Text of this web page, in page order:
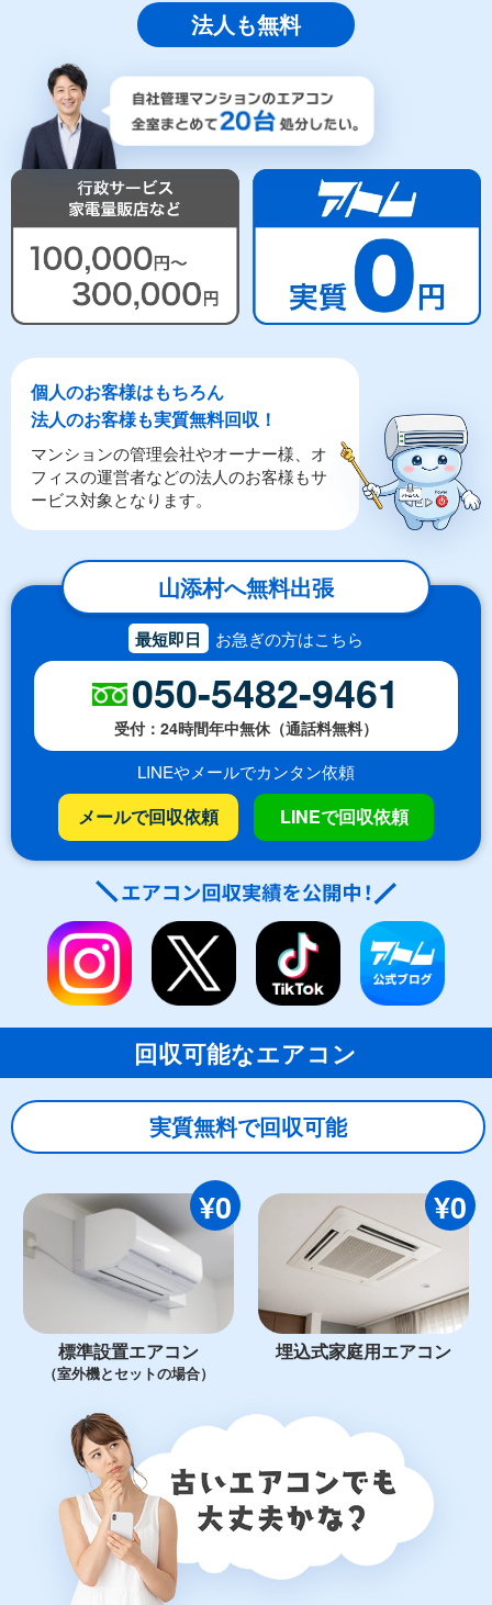
法人も無料
個人のお客様はもちろん
法人のお客様も実質無料回収！
マンションの管理会社やオーナー様、オ
フィスの運営者などの法人のお客様もサ
ービス対象となります。
山添村へ無料出張
最短即日 お急ぎの方はこちら
050-5482-9461
受付：24時間年中無休（通話料無料）
LINEやメールでカンタン依頼
メールで回収依頼 LINEで回収依頼
回収可能なエアコン
実質無料で回収可能
¥0
標準設置エアコン
（室外機とセットの場合）
¥0
埋込式家庭用エアコン